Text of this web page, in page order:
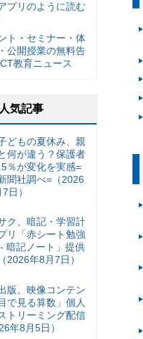
プリのように読む
ト・セミナー・体
公開授業の無料告
教育ニュース
気記事
どもの夏休み、親
何が違う？保護者
％が変化を実感=
聞社調べ=（2026
日）
ク、暗記・学習計
リ「赤シート勉強
暗記ノート」提供
2026年8月7日）
版、映像コンテン
で見る算数」個人
トリーミング配信
年8月5日）